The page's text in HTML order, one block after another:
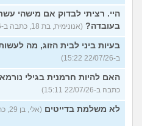
היי. רציתי לבדוק אם מישהי
בעובדה? (אנונימית, בת 18, כתבה ב-22/07/26 15:31)
בעיות ביני לבית הזוג, מה
ב-22/07/26 15:22)
האם להיות חרמנית בגילי
כתבה ב-22/07/26 15:11)
לא משלמת בדייטים (אלי, בן 29, כתב ב-22/07/26 15:00)